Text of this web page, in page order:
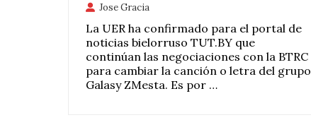
Jose Gracia
La UER ha confirmado para el portal de
noticias bielorruso TUT.BY que
continúan las negociaciones con la BTRC
para cambiar la canción o letra del grupo
Galasy ZMesta. Es por …